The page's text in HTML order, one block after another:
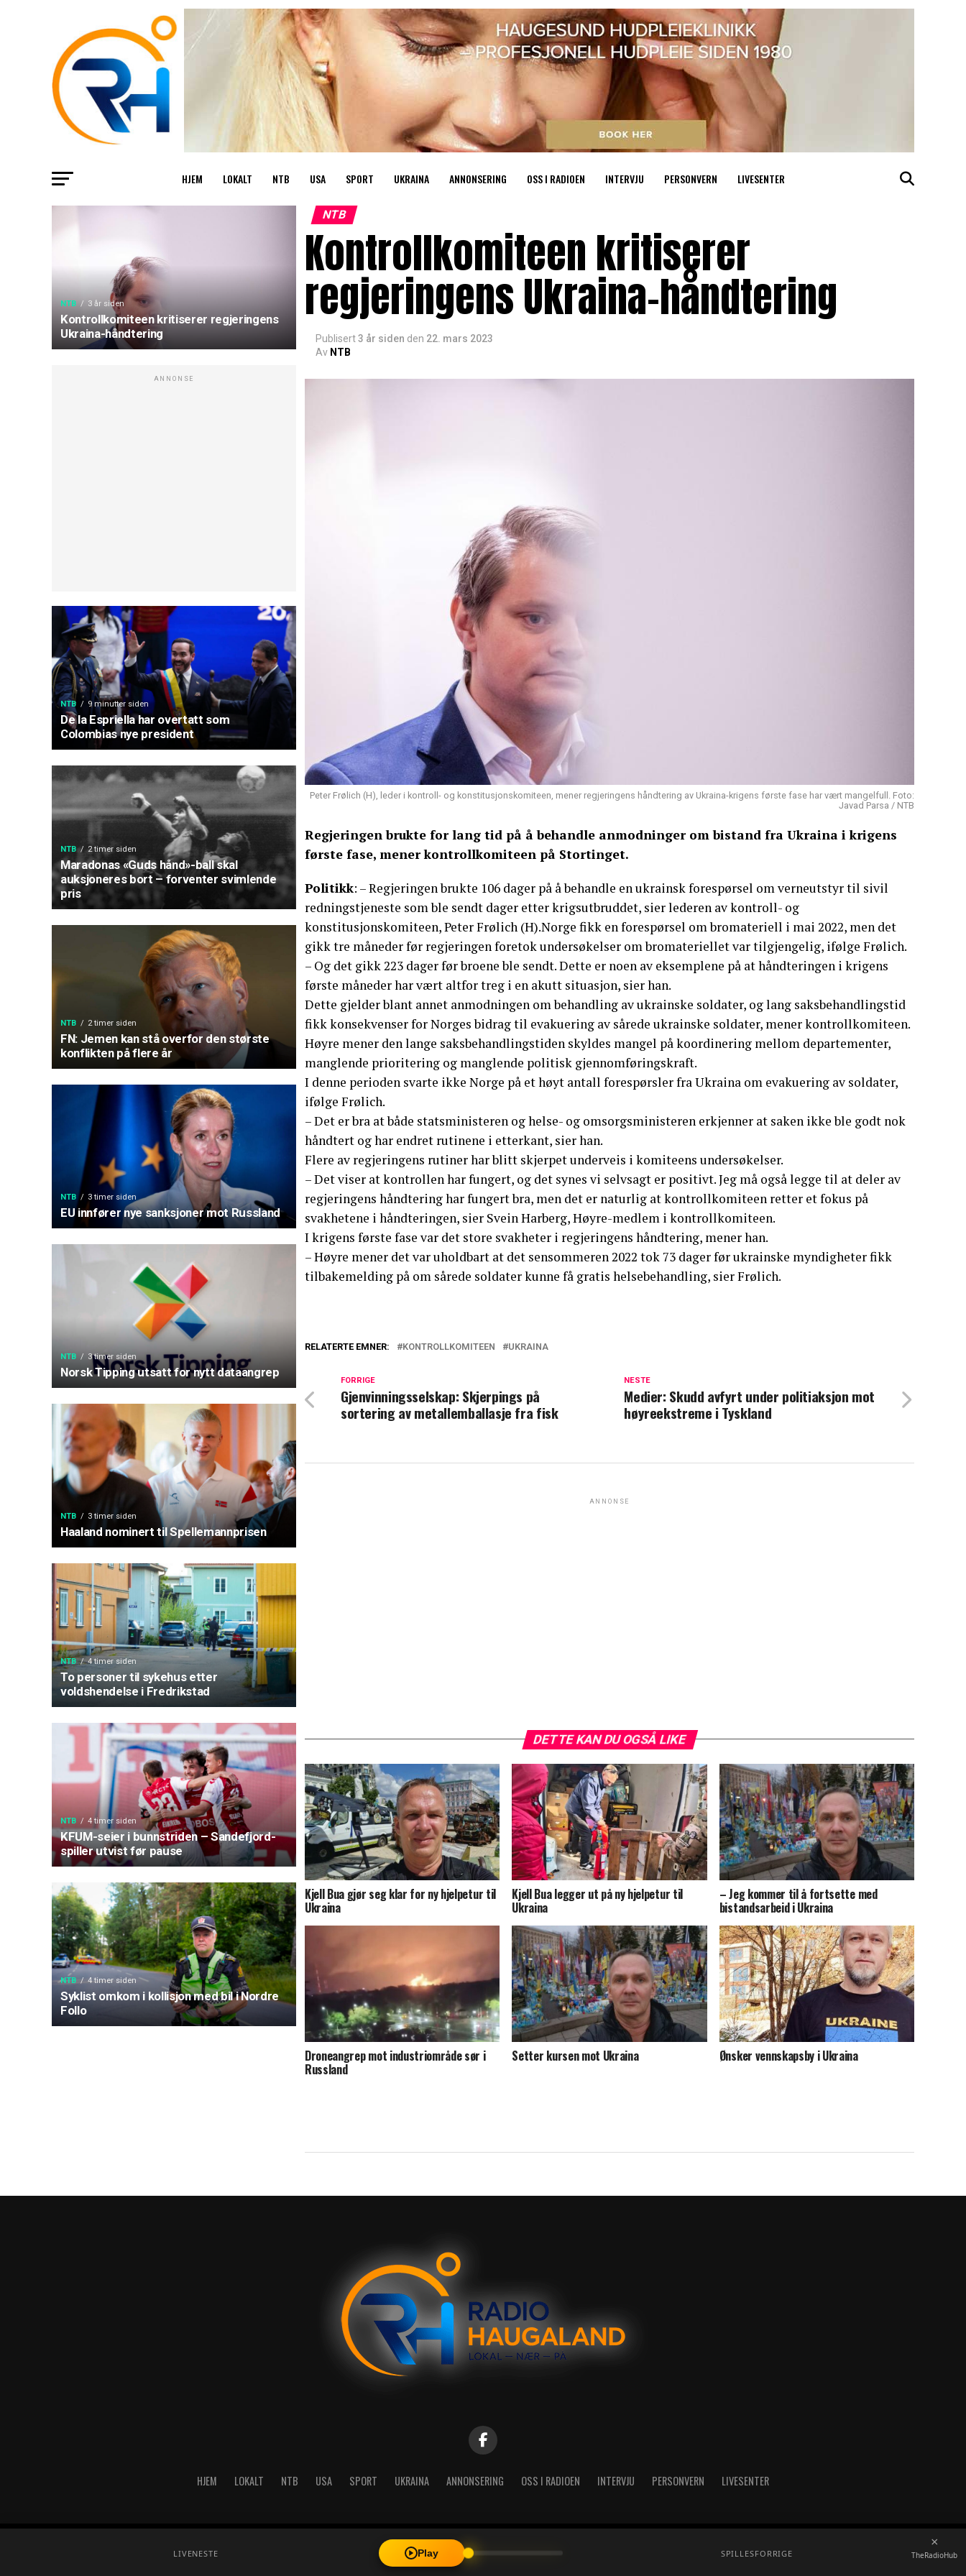
HJEM LOKALT NTB USA SPORT UKRAINA ANNONSERING OSS I RADIOEN INTERVJU PERSONVERN LIVESENTER
NTB 3 år siden
Kontrollkomiteen kritiserer regjeringens
Ukraina-håndtering
ANNONSE
NTB 9 minutter siden
De la Espriella har overtatt som
Colombias nye president
NTB 2 timer siden
Maradonas «Guds hånd»-ball skal
auksjoneres bort – forventer svimlende
pris
NTB 2 timer siden
FN: Jemen kan stå overfor den største
konflikten på flere år
NTB 3 timer siden
EU innfører nye sanksjoner mot Russland
NTB 3 timer siden
Norsk Tipping utsatt for nytt dataangrep
NTB 3 timer siden
Haaland nominert til Spellemannprisen
NTB 4 timer siden
To personer til sykehus etter
voldshendelse i Fredrikstad
NTB 4 timer siden
KFUM-seier i bunnstriden – Sandefjord-
spiller utvist før pause
NTB 4 timer siden
Syklist omkom i kollisjon med bil i Nordre
Follo
NTB
Kontrollkomiteen kritiserer
regjeringens Ukraina-håndtering
Publisert3 år siden den 22. mars 2023
Av NTB
Peter Frølich (H), leder i kontroll- og konstitusjonskomiteen, mener regjeringens håndtering av Ukraina-krigens første fase har vært mangelfull. Foto:
Javad Parsa / NTB
Regjeringen brukte for lang tid på å behandle anmodninger om bistand fra Ukraina i krigens
første fase, mener kontrollkomiteen på Stortinget.
Politikk: – Regjeringen brukte 106 dager på å behandle en ukrainsk forespørsel om verneutstyr til sivil
redningstjeneste som ble sendt dager etter krigsutbruddet, sier lederen av kontroll- og
konstitusjonskomiteen, Peter Frølich (H).Norge fikk en forespørsel om bromateriell i mai 2022, men det
gikk tre måneder før regjeringen foretok undersøkelser om bromateriellet var tilgjengelig, ifølge Frølich.
– Og det gikk 223 dager før broene ble sendt. Dette er noen av eksemplene på at håndteringen i krigens
første måneder har vært altfor treg i en akutt situasjon, sier han.
Dette gjelder blant annet anmodningen om behandling av ukrainske soldater, og lang saksbehandlingstid
fikk konsekvenser for Norges bidrag til evakuering av sårede ukrainske soldater, mener kontrollkomiteen.
Høyre mener den lange saksbehandlingstiden skyldes mangel på koordinering mellom departementer,
manglende prioritering og manglende politisk gjennomføringskraft.
I denne perioden svarte ikke Norge på et høyt antall forespørsler fra Ukraina om evakuering av soldater,
ifølge Frølich.
– Det er bra at både statsministeren og helse- og omsorgsministeren erkjenner at saken ikke ble godt nok
håndtert og har endret rutinene i etterkant, sier han.
Flere av regjeringens rutiner har blitt skjerpet underveis i komiteens undersøkelser.
– Det viser at kontrollen har fungert, og det synes vi selvsagt er positivt. Jeg må også legge til at deler av
regjeringens håndtering har fungert bra, men det er naturlig at kontrollkomiteen retter et fokus på
svakhetene i håndteringen, sier Svein Harberg, Høyre-medlem i kontrollkomiteen.
I krigens første fase var det store svakheter i regjeringens håndtering, mener han.
– Høyre mener det var uholdbart at det sensommeren 2022 tok 73 dager før ukrainske myndigheter fikk
tilbakemelding på om sårede soldater kunne få gratis helsebehandling, sier Frølich.
RELATERTE EMNER: KONTROLLKOMITEEN UKRAINA
NESTE
Medier: Skudd avfyrt under politiaksjon mot
høyreekstreme i Tyskland
FORRIGE
Gjenvinningsselskap: Skjerpings på
sortering av metallemballasje fra fisk
ANNONSE
DETTE KAN DU OGSÅ LIKE
Kjell Bua gjør seg klar for ny hjelpetur til
Ukraina
Kjell Bua legger ut på ny hjelpetur til
Ukraina
– Jeg kommer til å fortsette med
bistandsarbeid i Ukraina
Droneangrep mot industriområde sør i
Russland
Setter kursen mot Ukraina Ønsker vennskapsby i Ukraina
HJEM LOKALT NTB USA SPORT UKRAINA ANNONSERING OSS I RADIOEN INTERVJU PERSONVERN LIVESENTER
Copyright © 2026 A-Media AS | Radio Haugaland - Haraldsgata 114, 5527 Haugesund - Mail: post@radioh.no - Telefon: 52717273
LIVENESTE Play SPILLESFORRIGE
×
TheRadioHub